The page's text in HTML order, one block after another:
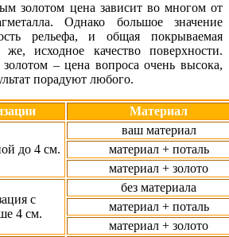
золотом цена зависит во многом от
Однако большое значение
рельефа, и общая покрываемая
исходное качество поверхности.
– цена вопроса очень высока,
порадуют любого.
Материал
до 4 см.
ваш материал
материал + поталь
материал + золото
с
4 см.
без материала
материал + поталь
материал + золото